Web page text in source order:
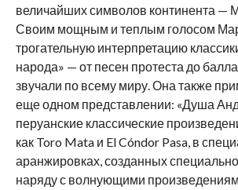
величайших символов континента —
Своим мощным и теплым голосом
трогательную интерпретацию
народа» — от песен протеста до
звучали по всему миру. Она также
еще одном представлении: «Душа
перуанские классические
как Toro Mata и El Cóndor Pasa, в
аранжировках, созданных
наряду с волнующими